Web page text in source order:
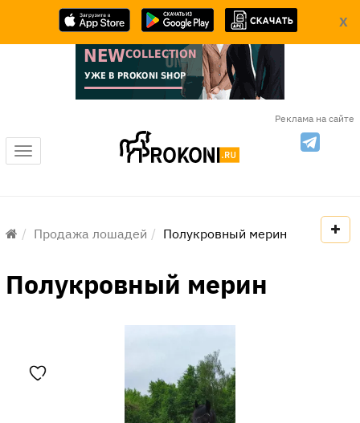
X
Реклама на сайте
Меню
Продажа лошадей Полукровный мерин
Полукровный мерин